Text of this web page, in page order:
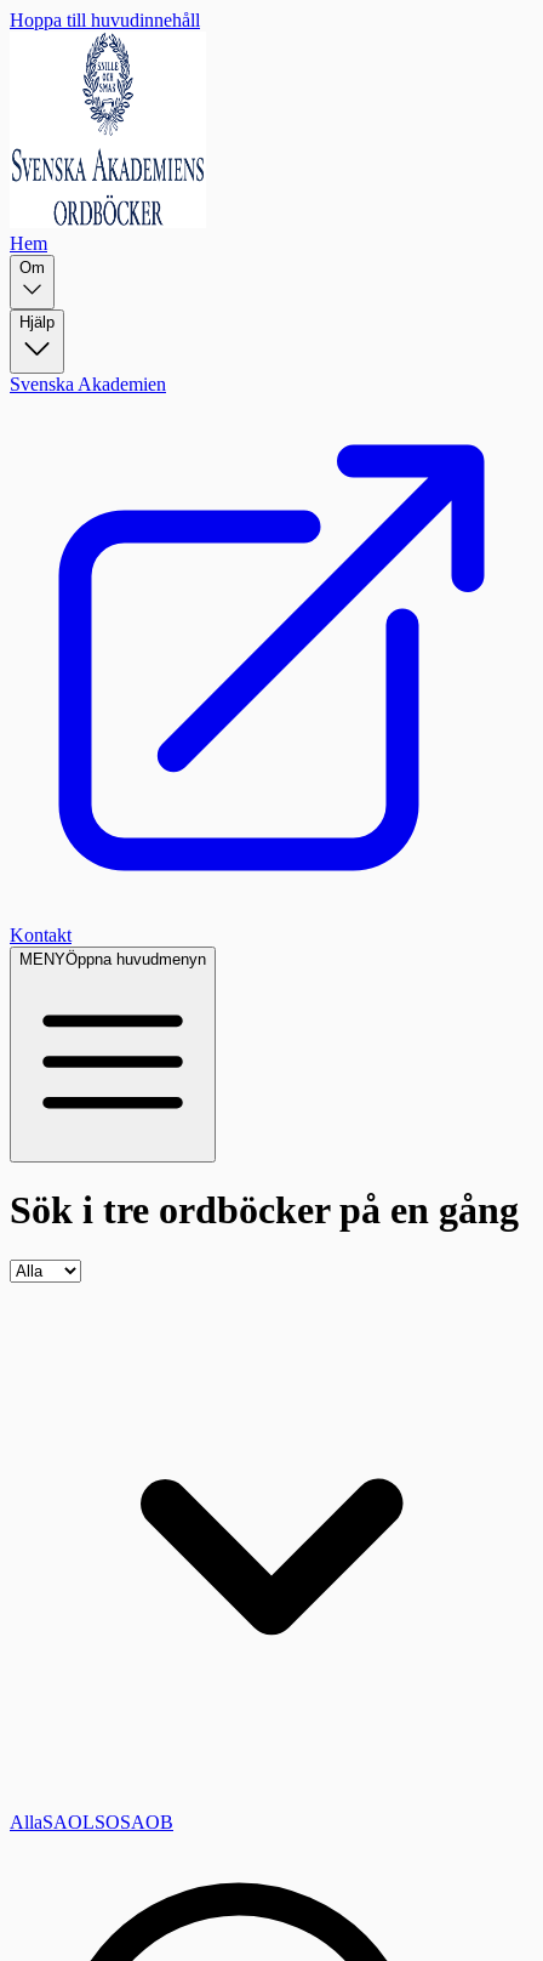
Hoppa till huvudinnehåll
Hem
Om
Hjälp
Svenska Akademien
Kontakt
MENYÖppna huvudmenyn
Sök i tre ordböckerpå en gång
AllaSAOLSOSAOB